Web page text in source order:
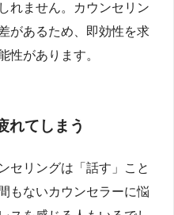
れません。カウンセリン
があるため、即効性を求
性があります。
れてしまう
セリングは「話す」こと
もないカウンセラーに悩